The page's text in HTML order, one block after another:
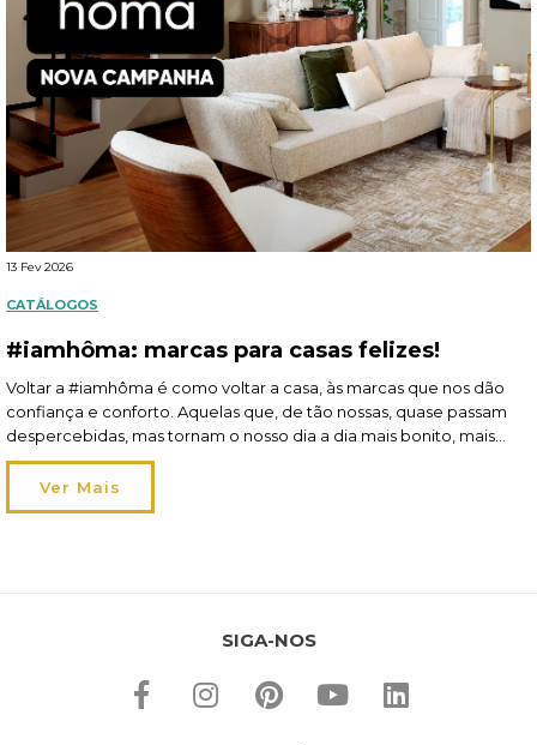
13 Fev 2026
CATÁLOGOS
#iamhôma: marcas para casas felizes!
Voltar a #iamhôma é como voltar a casa, às marcas que nos dão
confiança e conforto. Aquelas que, de tão nossas, quase passam
despercebidas, mas tornam o nosso dia a dia mais bonito, mais
funcional e mais feliz. Claro que falamos de Atmosphera, 5five e
Hespéride! São estas três marcas que dão vida aos nossos […]
Ver Mais
SIGA-NOS